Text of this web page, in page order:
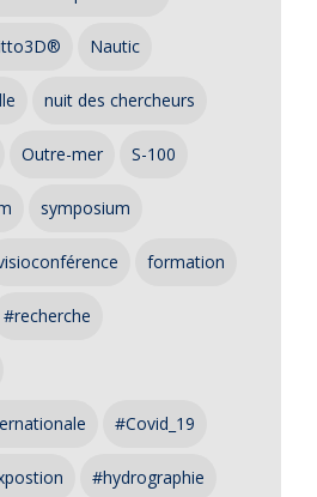
Nautic
nuit des chercheurs
Outre-mer S-100
symposium
formation
#recherche
#Covid_19
#hydrographie